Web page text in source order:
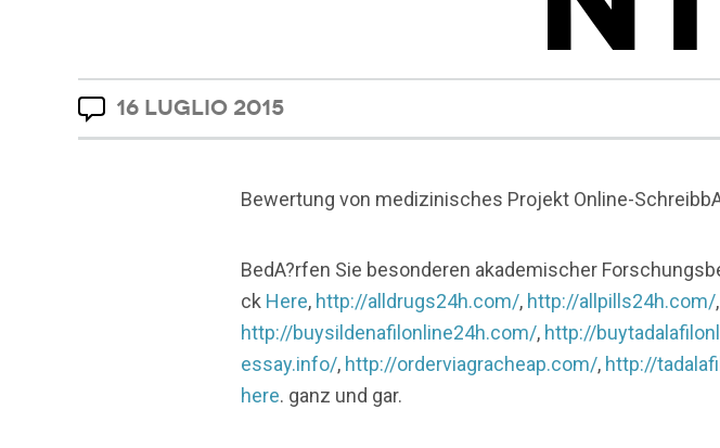
16 LUGLIO 2015
Bewertung von medizinisches Projekt Online-
BedA?rfen Sie besonderen akademischer
ck Here, http://alldrugs24h.com/, http://allpills24h.com/,
http://buysildenafilonline24h.com/, http://
essay.info/, http://orderviagracheap.com/, http://
here. ganz und gar.